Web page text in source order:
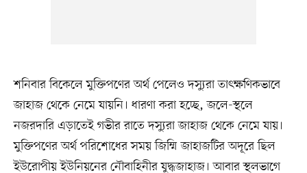
শনিবার বিকেলে মুক্তিপণের অর্থ পেলেও দস্যুরা তাৎক্ষণিকভাবে
জাহাজ থেকে নেমে যায়নি। ধারণা করা হচ্ছে, জলে-স্থলে
নজরদারি এড়াতেই গভীর রাতে দস্যুরা জাহাজ থেকে নেমে যায়।
মুক্তিপণের অর্থ পরিশোধের সময় জিম্মি জাহাজটির অদূরে ছিল
ইউরোপীয় ইউনিয়নের নৌবাহিনীর যুদ্ধজাহাজ। আবার স্থলভাগে